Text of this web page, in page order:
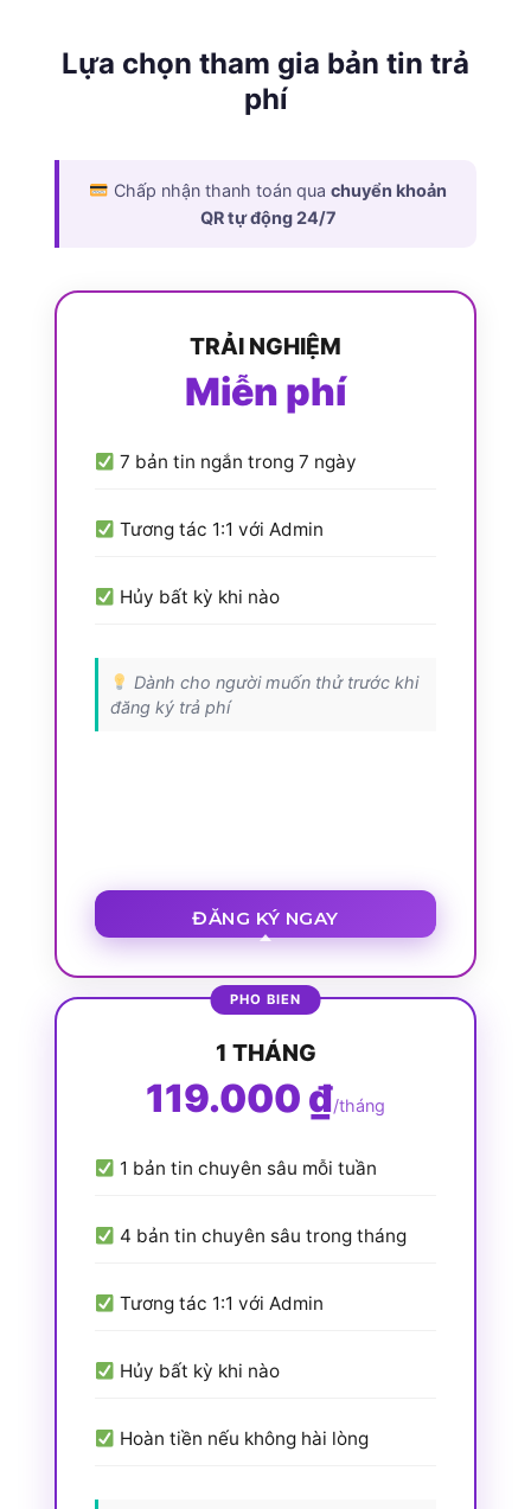
Lựa chọn tham gia bản tin trả
phí
Chấp nhận thanh toán qua chuyển khoản
QR tự động 24/7
TRẢI NGHIỆM
Miễn phí
7 bản tin ngắn trong 7 ngày
Tương tác 1:1 với Admin
Hủy bất kỳ khi nào
Dành cho người muốn thử trước khi
đăng ký trả phí
ĐĂNG KÝ NGAY
1 THÁNG
119.000 ₫/tháng
1 bản tin chuyên sâu mỗi tuần
4 bản tin chuyên sâu trong tháng
Tương tác 1:1 với Admin
Hủy bất kỳ khi nào
Hoàn tiền nếu không hài lòng